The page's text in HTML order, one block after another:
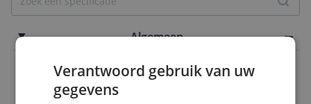
Algemeen
Besturingssysteem
Android
Verantwoord gebruik van uw
gegevens